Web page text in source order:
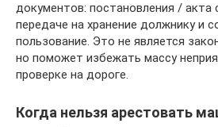
документов: постановления / акта
передаче на хранение должнику и
пользование. Это не является
но поможет избежать массу
проверке на дороге.
Когда нельзя арестовать